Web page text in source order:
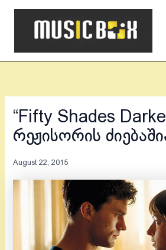
Skip
“Fifty Shades
რეჟისორის
August 22, 2015